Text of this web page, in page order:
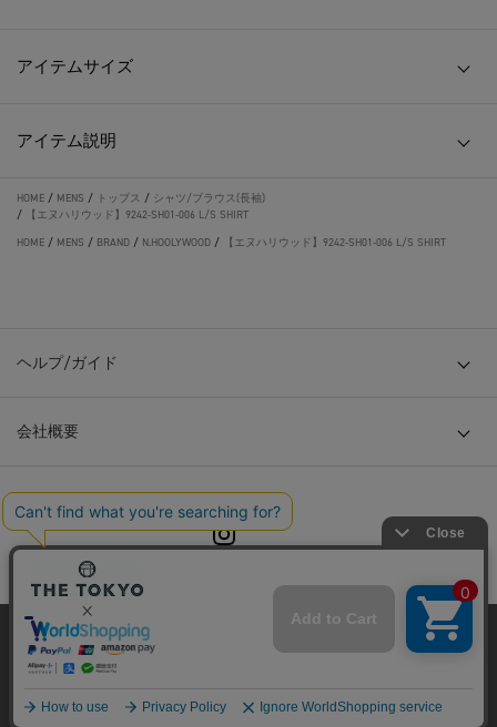
アイテムサイズ
アイテム説明
HOME / MENS / トップス / シャツ/ブラウス(長袖)
/
【エヌハリウッド】9242-SH01-006 L/S SHIRT
HOME / MENS / BRAND / N.HOOLYWOOD / 【エヌハリウッド】9242-SH01-006 L/S SHIRT
ヘルプ/ガイド
会社概要
© TOKYO BASE CO., LTD
当サイトはクッキー(cookie)を使用します。クッキーはサイト内
の一部の機能および、サイトの使用状況の分析からマーケティ
ング活動に利用することを目的としています。
プライバシーポリシーはこちら